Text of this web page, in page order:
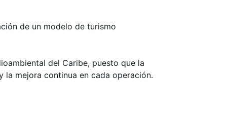
de un modelo de turismo
del Caribe, puesto que la
mejora continua en cada operación.